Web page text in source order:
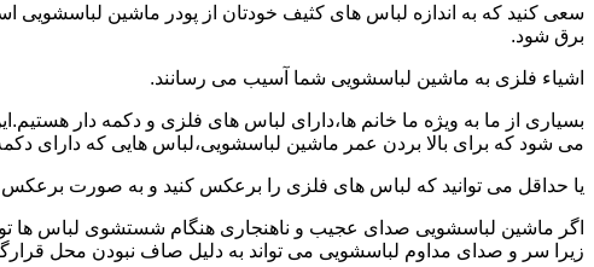
سعی کنید که به اندازه لباس های کثیف خودتان از پودر ماشین
برق شود.
اشیاء فلزی به ماشین لباسشویی شما آسیب می رسانند.
بسیاری از ما به ویژه ما خانم ها،دارای لباس های فلزی و دکمه دار
می شود که برای بالا بردن عمر ماشین لباسشویی،لباس هایی که دارای
یا حداقل می توانید که لباس های فلزی را برعکس کنید و به صورت
اگر ماشین لباسشویی صدای عجیب و ناهنجاری هنگام شستشوی لباس ها
زیرا سر و صدای مداوم لباسشویی می تواند به دلیل صاف نبودن محل